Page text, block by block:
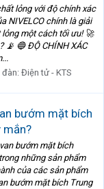
lỏng với độ chính xác
NIVELCO chính là giải
một cách tối ưu! 🚀
📡 🔵 ĐỘ CHÍNH XÁC
đàn:Điện tử - KTS
bướm mặt bích
mắn?
bướm mặt bích
những sản phẩm
của các sản phẩm
bướm mặt bích Trung